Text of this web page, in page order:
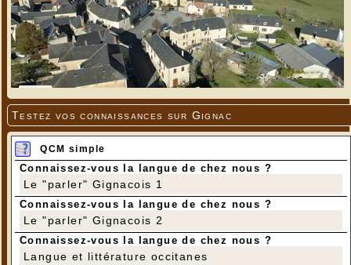
Testez vos connaissances sur Gignac
QCM simple
Connaissez-vous la langue de chez nous ?
Le "parler" Gignacois 1
Connaissez-vous la langue de chez nous ?
Le "parler" Gignacois 2
Connaissez-vous la langue de chez nous ?
Langue et littérature occitanes